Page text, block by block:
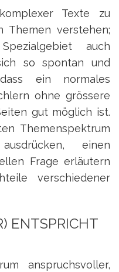
Texte zu
Themen verstehen;
auch
so spontan und
ein normales
ohne grössere
gut möglich ist.
Themenspektrum
einen
Frage erläutern
verschiedener
ENTSPRICHT
anspruchsvoller,